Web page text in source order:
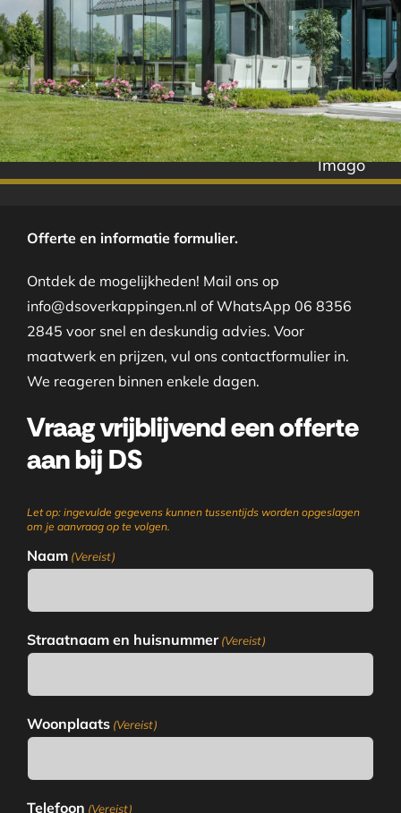
Imago
Offerte en informatie formulier.
Ontdek de mogelijkheden! Mail ons op
info@dsoverkappingen.nl of WhatsApp 06 8356
2845 voor snel en deskundig advies. Voor
maatwerk en prijzen, vul ons contactformulier in.
We reageren binnen enkele dagen.
Vraag vrijblijvend een offerte
aan bij DS
Let op: ingevulde gegevens kunnen tussentijds worden opgeslagen
om je aanvraag op te volgen.
Naam (Vereist)
Straatnaam en huisnummer (Vereist)
Woonplaats (Vereist)
Telefoon (Vereist)